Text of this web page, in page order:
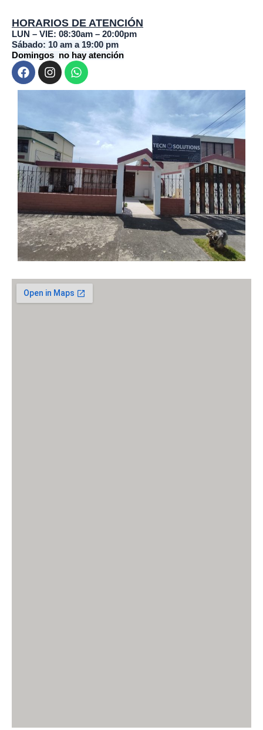
HORARIOS DE ATENCIÓN
LUN – VIE: 08:30am – 20:00pm
Sábado: 10 am a 19:00 pm
Domingos no hay atención
F
a
c
o
o
k
I
n
s
r
a
m
W
h
a
a